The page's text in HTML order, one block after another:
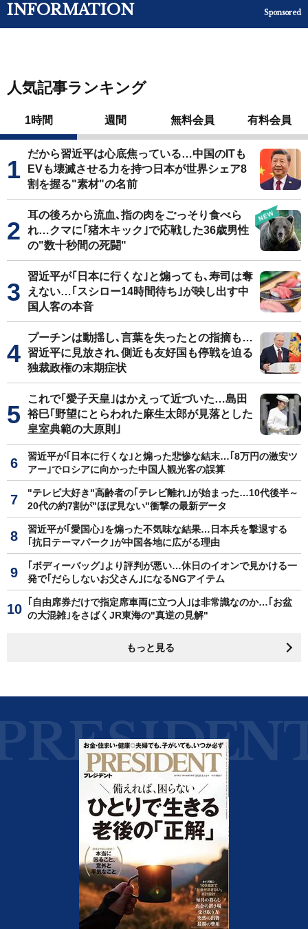
INFORMATION Sponsored
人気記事ランキング
1時間 週間 無料会員 有料会員
だから習近平は心底焦っている…中国のITも
EVも壊滅させる力を持つ日本が世界シェア8
割を握る"素材"の名前
耳の後ろから流血､指の肉をごっそり食べら
れ…クマに｢猪木キック｣で応戦した36歳男性
の"数十秒間の死闘"
習近平が｢日本に行くな｣と煽っても､寿司は奪
えない…｢スシロー14時間待ち｣が映し出す中
国人客の本音
プーチンは動揺し､言葉を失ったとの指摘も…
習近平に見放され､側近も友好国も停戦を迫る
独裁政権の末期症状
これで｢愛子天皇｣はかえって近づいた…島田
裕巳｢野望にとらわれた麻生太郎が見落とした
皇室典範の大原則｣
習近平が｢日本に行くな｣と煽った悲惨な結末…｢8万円の激安ツ
アー｣でロシアに向かった中国人観光客の誤算
"テレビ大好き"高齢者の｢テレビ離れ｣が始まった…10代後半～
20代の約7割が"ほぼ見ない"衝撃の最新データ
習近平が｢愛国心｣を煽った不気味な結果…日本兵を撃退する
｢抗日テーマパーク｣が中国各地に広がる理由
｢ボディーバッグ｣より評判が悪い…休日のイオンで見かける一
発で｢だらしないお父さん｣になるNGアイテム
｢自由席券だけで指定席車両に立つ人｣は非常識なのか…｢お盆
の大混雑｣をさばくJR東海の"真逆の見解"
もっと見る